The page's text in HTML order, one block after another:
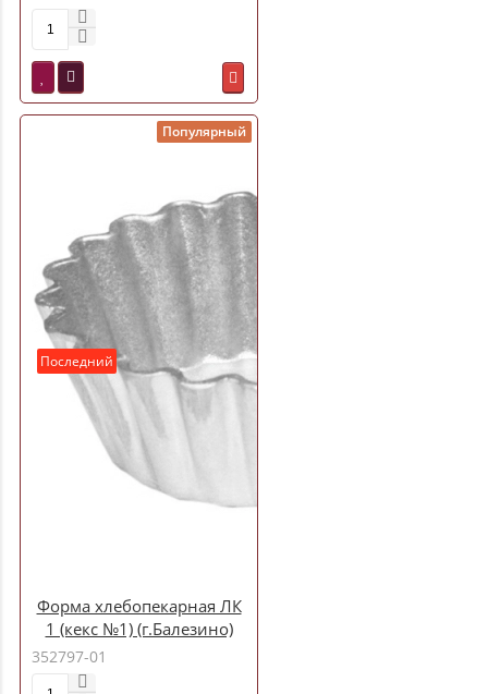
Припэк) ФЛГ26709
Популярный
Последний
Форма хлебопекарная ЛК
1 (кекс №1) (г.Балезино)
352797-01